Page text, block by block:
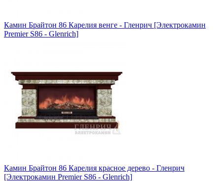
Камин Брайтон 86 Карелия венге - Гленрич [Электрокамин
Premier S86 - Glenrich]
Камин Брайтон 86 Карелия красное дерево - Гленрич
[Электрокамин Premier S86 - Glenrich]